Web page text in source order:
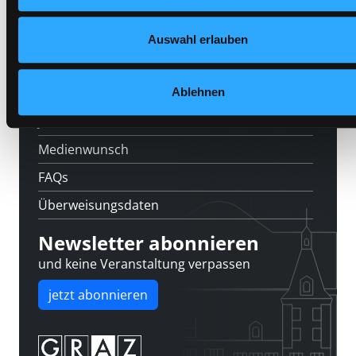
Auswahl erlauben
Ablehnen
Kontakt
Jobs
Medienwunsch
FAQs
Überweisungsdaten
Newsletter abonnieren
und keine Veranstaltung verpassen
jetzt abonnieren